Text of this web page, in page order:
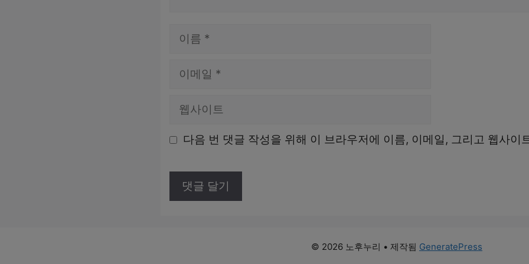
일
이 다음 번 댓글 작성을 위해 이 브라우저에 이름, 이메일, 그리고 웹사이
© 2026 노후누리 • 제작됨 GeneratePress